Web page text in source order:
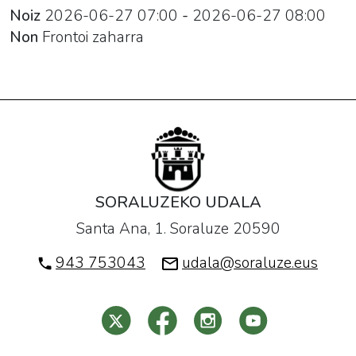
Noiz 2026-06-27 07:00 - 2026-06-27 08:00
Non Frontoi zaharra
SORALUZEKO UDALA
Santa Ana, 1. Soraluze 20590
943 753043
udala@soraluze.eus